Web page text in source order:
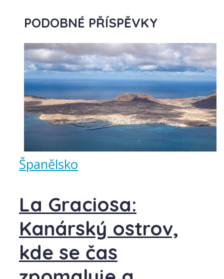
PODOBNÉ PŘÍSPĚVKY
Španělsko
La Graciosa:
Kanárský ostrov,
kde se čas